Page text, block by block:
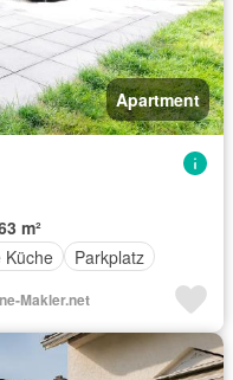
Apartment
m²
Küche Parkplatz
Makler.net